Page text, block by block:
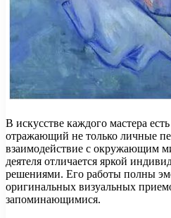
В искусстве каждого мастера
отражающий не только личные
взаимодействие с окружающим
деятеля отличается яркой
решениями. Его работы полны
оригинальных визуальных
запоминающимися.